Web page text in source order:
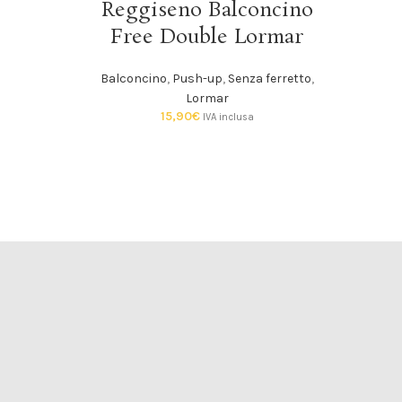
Reggiseno Balconcino
Free Double Lormar
Balconcino, Push-up, Senza ferretto,
Lormar
15,90€ IVA inclusa